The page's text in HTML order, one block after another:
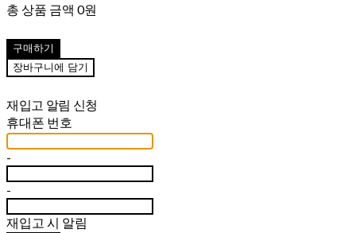
총 상품 금액 0원
구매하기
장바구니에 담기
재입고 알림 신청
휴대폰 번호
-
-
재입고 시 알림